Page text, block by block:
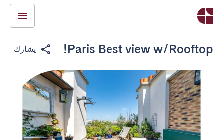
Paris Best view w/Rooftop! يشارك